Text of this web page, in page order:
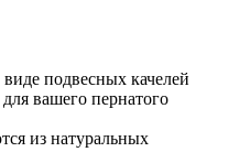
подвесных качелей
вашего пернатого
из натуральных